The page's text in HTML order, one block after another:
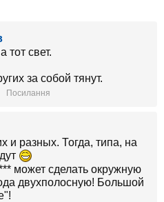
тот свет.
за собой тянут.
Посилання
и разных. Тогда, типа, на
может сделать окружную
двухполосную! Большой